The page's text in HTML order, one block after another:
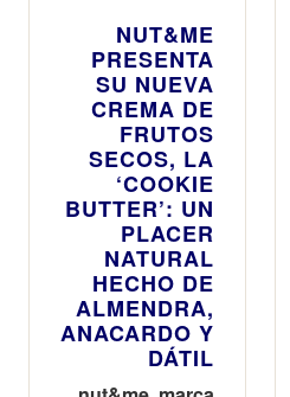
NUT&ME
PRESENTA
SU NUEVA
CREMA DE
FRUTOS
SECOS, LA
‘COOKIE
BUTTER’: UN
PLACER
NATURAL
HECHO DE
ALMENDRA,
ANACARDO Y
DÁTIL